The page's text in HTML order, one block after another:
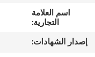
فيديوهات
حولنا
اسم العلامة
التجارية:
إصدار الشهادات: